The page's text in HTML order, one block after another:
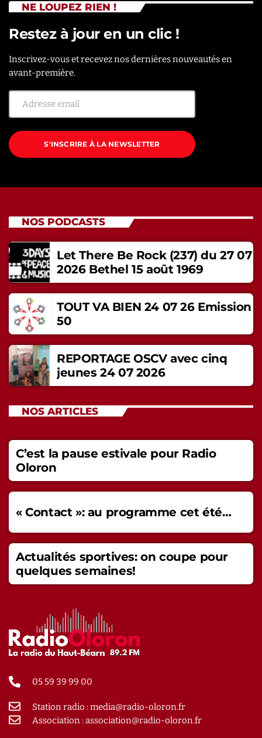
NE LOUPEZ RIEN !
Restez à jour en un clic !
Inscrivez-vous et recevez nos dernières nouveautés en
avant-première.
S'INSCRIRE À LA NEWSLETTER
NOS PODCASTS
Let There Be Rock (237) du 27 07
2026 Bethel 15 août 1969
TOUT VA BIEN 24 07 26 Emission
50
REPORTAGE OSCV avec cinq
jeunes 24 07 2026
NOS ARTICLES
C’est la pause estivale pour Radio
Oloron
« Contact »: au programme cet été…
Actualités sportives: on coupe pour
quelques semaines!
05 59 39 99 00
Station radio : media@radio-oloron.fr
Association : association@radio-oloron.fr